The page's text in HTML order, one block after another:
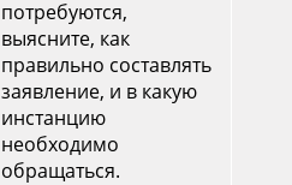
потребуются,
выясните, как
правильно составлять
заявление, и в какую
инстанцию
необходимо
обращаться.